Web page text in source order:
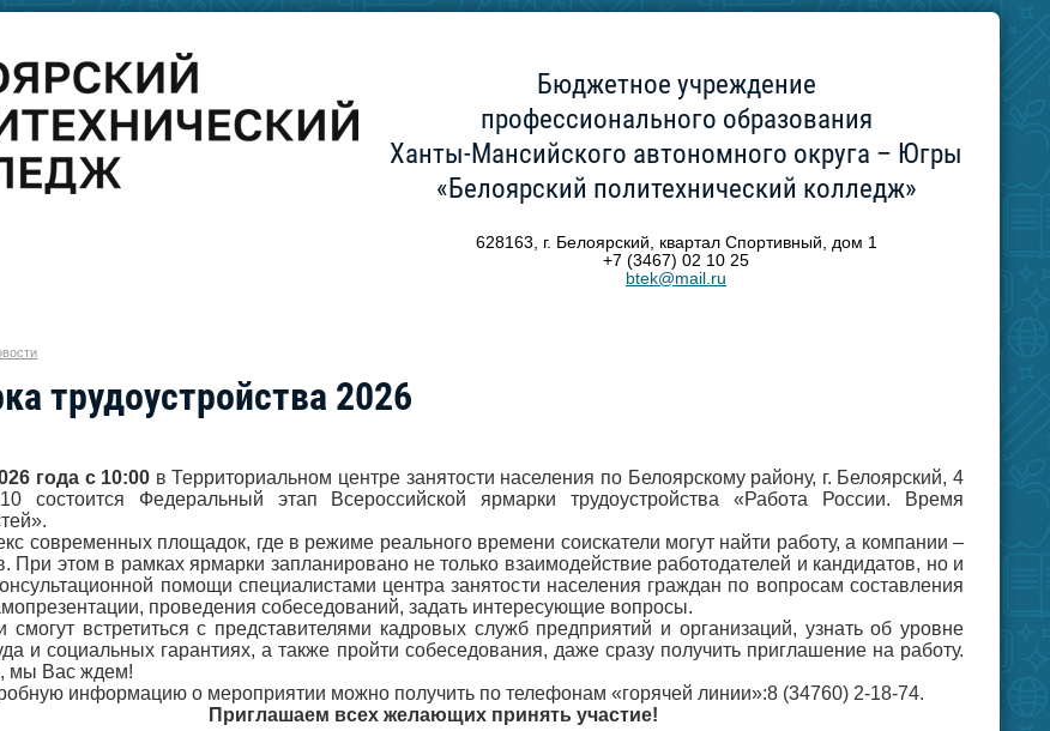
Бюджетное учреждение
профессионального образования
Ханты-Мансийского автономного округа – Югры
«Белоярский политехнический колледж»
628163, г. Белоярский, квартал Спортивный, дом 1
+7 (3467) 02 10 25
btek@mail.ru
трудоустройства 2026
года с 10:00 в Территориальном центре занятости населения по Белоярскому району, г. Белоярский, 4
состоится Федеральный этап Всероссийской ярмарки трудоустройства «Работа России. Время
современных площадок, где в режиме реального времени соискатели могут найти работу, а компании –
При этом в рамках ярмарки запланировано не только взаимодействие работодателей и кандидатов, но и
помощи специалистами центра занятости населения граждан по вопросам составления
проведения собеседований, задать интересующие вопросы.
смогут встретиться с представителями кадровых служб предприятий и организаций, узнать об уровне
и социальных гарантиях, а также пройти собеседования, даже сразу получить приглашение на работу.
мы Вас ждем!
информацию о мероприятии можно получить по телефонам «горячей линии»:8 (34760) 2-18-74.
Приглашаем всех желающих принять участие!